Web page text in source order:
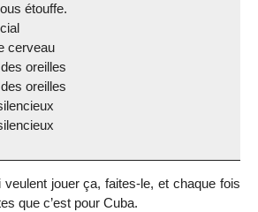
étouffe.
cerveau
oreilles
oreilles
jouer ça, faites-le, et chaque fois
que c’est pour Cuba.